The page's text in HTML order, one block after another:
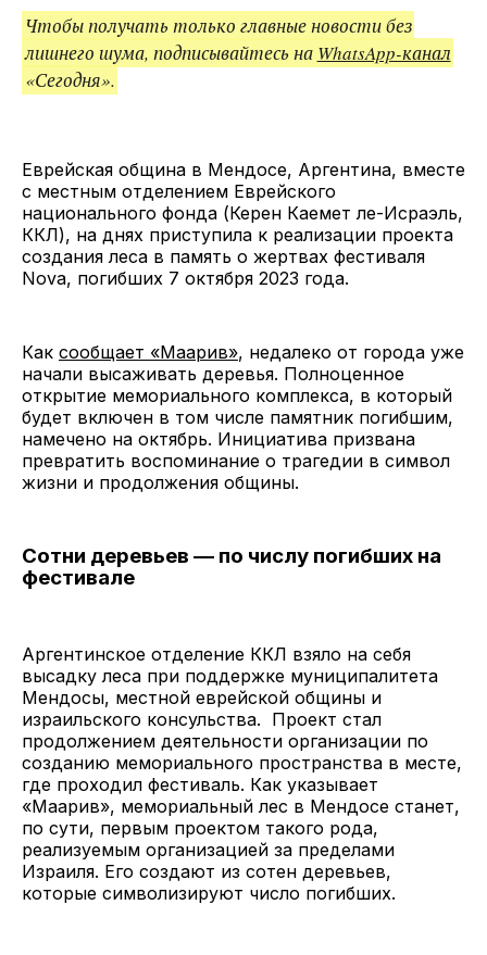
Чтобы получать только главные новости без
лишнего шума, подписывайтесь на WhatsApp-канал
«Сегодня».
Еврейская община в Мендосе, Аргентина, вместе
с местным отделением Еврейского
национального фонда (Керен Каемет ле-Исраэль,
ККЛ), на днях приступила к реализации проекта
создания леса в память о жертвах фестиваля
Nova, погибших 7 октября 2023 года.
Как сообщает «Маарив», недалеко от города уже
начали высаживать деревья. Полноценное
открытие мемориального комплекса, в который
будет включен в том числе памятник погибшим,
намечено на октябрь. Инициатива призвана
превратить воспоминание о трагедии в символ
жизни и продолжения общины.
Сотни деревьев — по числу погибших на
фестивале
Аргентинское отделение ККЛ взяло на себя
высадку леса при поддержке муниципалитета
Мендосы, местной еврейской общины и
израильского консульства. Проект стал
продолжением деятельности организации по
созданию мемориального пространства в месте,
где проходил фестиваль. Как указывает
«Маарив», мемориальный лес в Мендосе станет,
по сути, первым проектом такого рода,
реализуемым организацией за пределами
Израиля. Его создают из сотен деревьев,
которые символизируют число погибших.